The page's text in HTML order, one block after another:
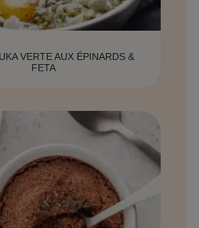
VERTE AUX ÉPINARDS &
FETA